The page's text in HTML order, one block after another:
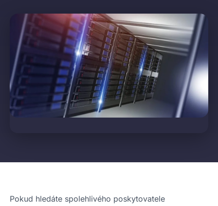
Pokud hledáte spolehlivého poskytovatele